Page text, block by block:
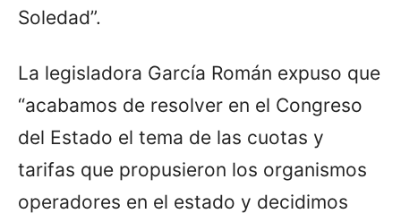
Soledad”.
La legisladora García Román expuso que
“acabamos de resolver en el Congreso
del Estado el tema de las cuotas y
tarifas que propusieron los organismos
operadores en el estado y decidimos